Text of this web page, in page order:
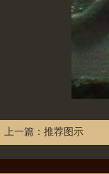
上一篇： 推荐图示